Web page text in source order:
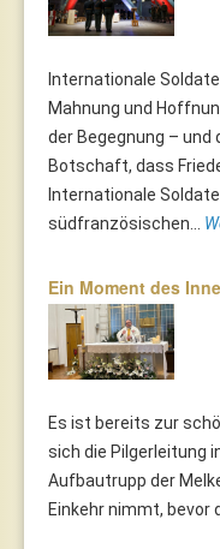
Internationale
Mahnung und
der Begegnung – und
Botschaft, dass
Internationale
südfranzösischen...
Ein Moment des
Es ist bereits zur
sich die Pilgerleitung
Aufbautrupp der
Einkehr nimmt, bevor